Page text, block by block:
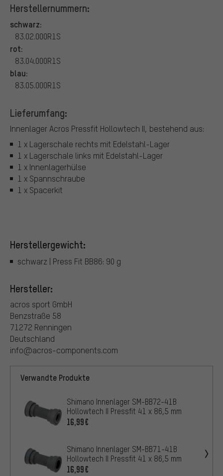
Herstellernummern:
schwarz:
83.02.000R1S
rot:
83.04.000R1S
blau:
83.05.000R1S
Lieferumfang:
Innenlager Acros Pressfit Hollowtech II, bestehend aus:
1 x Lagerschale rechts mit Edelstahl-Lager
1 x Lagerschale links mit Edelstahl-Lager
1 x Innenlagerhülse
1 x Spannschraube
1 x Spacerkit
Herstellergewicht:
schwarz | Press Fit BB86: 90 g
Hersteller:
acros sport GmbH
Benzstraße 58
71272 Renningen
Deutschland
info@acros-components.com
Verwandte Produkte
Shimano Innenlager SM-BB72-41B
Hollowtech II Pressfit 41 x 86,5 mm
16,99€
Shimano Innenlager SM-BB71-41B
Hollowtech II Pressfit 41 x 86,5 mm
16,99€